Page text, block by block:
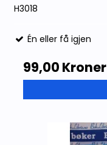
H3018
Én eller få igjen
99,00 Kroner